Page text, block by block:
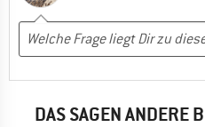
DAS SAGEN ANDERE